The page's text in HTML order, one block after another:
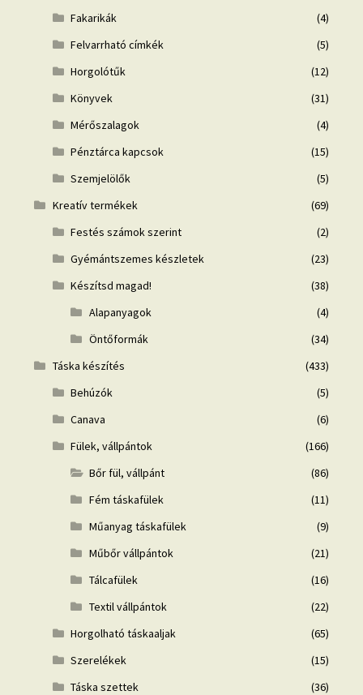
Fakarikák
(4)
Felvarrható címkék
(5)
Horgolótűk
(12)
Könyvek
(31)
Mérőszalagok
(4)
Pénztárca kapcsok
(15)
Szemjelölők
(5)
Kreatív termékek
(69)
Festés számok szerint
(2)
Gyémántszemes készletek
(23)
Készítsd magad!
(38)
Alapanyagok
(4)
Öntőformák
(34)
Táska készítés
(433)
Behúzók
(5)
Canava
(6)
Fülek, vállpántok
(166)
Bőr fül, vállpánt
(86)
Fém táskafülek
(11)
Műanyag táskafülek
(9)
Műbőr vállpántok
(21)
Tálcafülek
(16)
Textil vállpántok
(22)
Horgolható táskaaljak
(65)
Szerelékek
(15)
Táska szettek
(36)